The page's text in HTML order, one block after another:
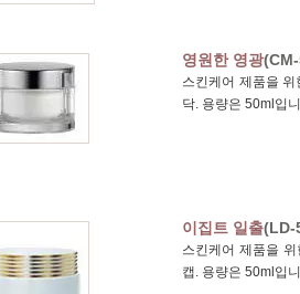
영원한 영광
스킨케어 제품을
닥. 용량은 50ml입
이집트 일출(LD-
스킨케어 제품을
캡. 용량은 50ml입